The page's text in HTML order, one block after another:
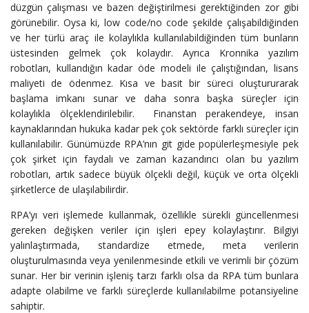
düzgün çalışması ve bazen değiştirilmesi gerektiğinden zor gibi
görünebilir. Oysa ki, low code/no code şekilde çalışabildiğinden
ve her türlü araç ile kolaylıkla kullanılabildiğinden tüm bunların
üstesinden gelmek çok kolaydır. Ayrıca Kronnika yazılım
robotları, kullandığın kadar öde modeli ile çalıştığından, lisans
maliyeti de ödenmez. Kısa ve basit bir süreci oluştururarak
başlama imkanı sunar ve daha sonra başka süreçler için
kolaylıkla ölçeklendirilebilir. Finanstan perakendeye, insan
kaynaklarından hukuka kadar pek çok sektörde farklı süreçler için
kullanılabilir. Günümüzde RPA’nın git gide popülerleşmesiyle pek
çok şirket için faydalı ve zaman kazandırıcı olan bu yazılım
robotları, artık sadece büyük ölçekli değil, küçük ve orta ölçekli
şirketlerce de ulaşılabilirdir.
RPA’yı veri işlemede kullanmak, özellikle sürekli güncellenmesi
gereken değişken veriler için işleri epey kolaylaştırır. Bilgiyi
yalınlaştırmada, standardize etmede, meta verilerin
oluşturulmasında veya yenilenmesinde etkili ve verimli bir çözüm
sunar. Her bir verinin işleniş tarzı farklı olsa da RPA tüm bunlara
adapte olabilme ve farklı süreçlerde kullanılabilme potansiyeline
sahiptir.